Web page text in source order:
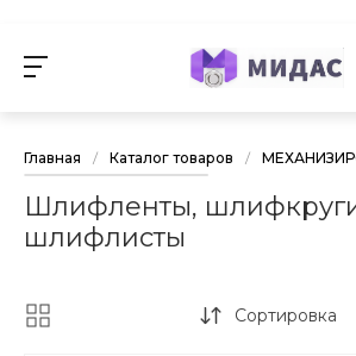
Главная / Каталог товаров /
Шлифленты,
шлифлисты
Сортировка